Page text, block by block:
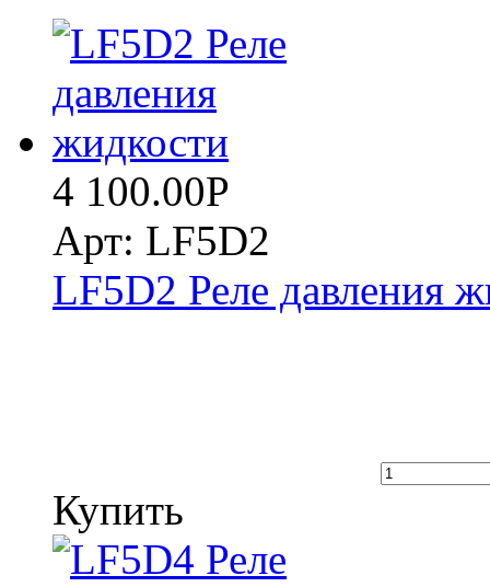
4 100.00Р
Арт: LF5D2
LF5D2 Реле давления
Купить